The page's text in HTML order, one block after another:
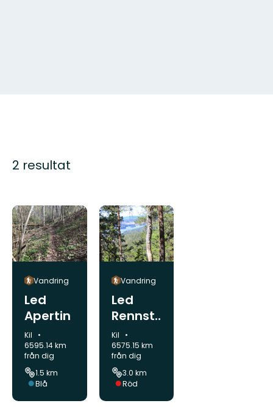
2 resultat
Vandring
Led
Apertin
Kommun:
Kil
6595.14 km
från dig
1.5 km
Svårighetsgrad:
Blå
Vandring
Led
Rennst
adsnip
an
Kommun:
Kil
6575.15 km
från dig
3.0 km
Svårighetsgrad:
Röd